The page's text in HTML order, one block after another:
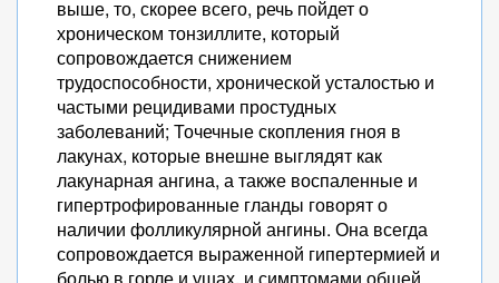
выше, то, скорее всего, речь пойдет о
хроническом тонзиллите, который
сопровождается снижением
трудоспособности, хронической усталостью и
частыми рецидивами простудных
заболеваний; Точечные скопления гноя в
лакунах, которые внешне выглядят как
лакунарная ангина, а также воспаленные и
гипертрофированные гланды говорят о
наличии фолликулярной ангины. Она всегда
сопровождается выраженной гипертермией и